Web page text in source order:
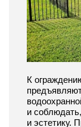
К
и
и эстетику.